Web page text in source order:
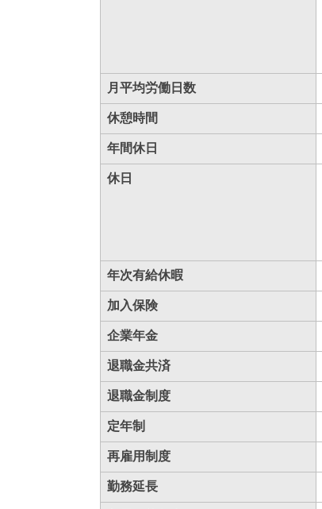
月平均労働日数
休憩時間
年間休日
休日
年次有給休暇
加入保険
企業年金
退職金共済
退職金制度
定年制
再雇用制度
勤務延長